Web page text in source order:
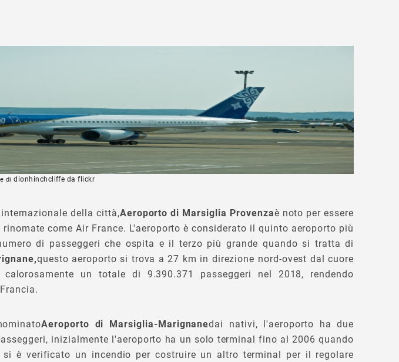
didionhinchcliffe da flickr
della città,Aeroporto di Marsiglia Provenzaè noto per essere
come Air France. L'aeroporto è considerato il quinto aeroporto più
di passeggeri che ospita e il terzo più grande quando si tratta di
questo aeroporto si trova a 27 km in direzione nord-ovest dal cuore
un totale di 9.390.371 passeggeri nel 2018, rendendo
Aeroporto di Marsiglia-Marignanedai nativi, l'aeroporto ha due
inizialmente l'aeroporto ha un solo terminal fino al 2006 quando
è verificato un incendio per costruire un altro terminal per il regolare